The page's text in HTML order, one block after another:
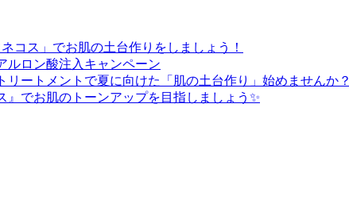
コス」でお肌の土台作りをしましょう！
ルロン酸注入キャンペーン
リートメントで夏に向けた「肌の土台作り」始めませんか？
』でお肌のトーンアップを目指しましょう✨